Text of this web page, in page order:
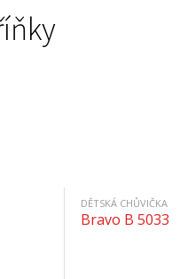
DĚTSKÁ CHŮVIČKA
Bravo B 5033